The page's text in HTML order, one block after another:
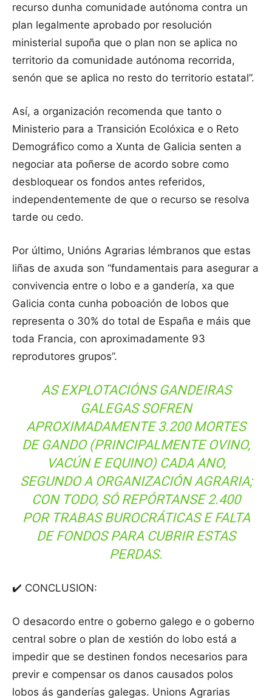
recurso dunha comunidade autónoma contra un
plan legalmente aprobado por resolución
ministerial supoña que o plan non se aplica no
territorio da comunidade autónoma recorrida,
senón que se aplica no resto do territorio estatal”.
Así, a organización recomenda que tanto o
Ministerio para a Transición Ecolóxica e o Reto
Demográfico como a Xunta de Galicia senten a
negociar ata poñerse de acordo sobre como
desbloquear os fondos antes referidos,
independentemente de que o recurso se resolva
tarde ou cedo.
Por último, Unións Agrarias lémbranos que estas
liñas de axuda son “fundamentais para asegurar a
convivencia entre o lobo e a gandería, xa que
Galicia conta cunha poboación de lobos que
representa o 30% do total de España e máis que
toda Francia, con aproximadamente 93
reprodutores grupos”.
AS EXPLOTACIÓNS GANDEIRAS
GALEGAS SOFREN
APROXIMADAMENTE 3.200 MORTES
DE GANDO (PRINCIPALMENTE OVINO,
VACÚN E EQUINO) CADA ANO,
SEGUNDO A ORGANIZACIÓN AGRARIA;
CON TODO, SÓ REPÓRTANSE 2.400
POR TRABAS BUROCRÁTICAS E FALTA
DE FONDOS PARA CUBRIR ESTAS
PERDAS.
✔️ CONCLUSION:
O desacordo entre o goberno galego e o goberno
central sobre o plan de xestión do lobo está a
impedir que se destinen fondos necesarios para
previr e compensar os danos causados polos
lobos ás ganderías galegas. Unions Agrarias